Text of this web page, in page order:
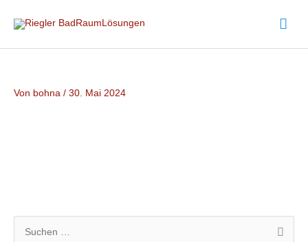
Inhalt
Von bohna / 30. Mai 2024